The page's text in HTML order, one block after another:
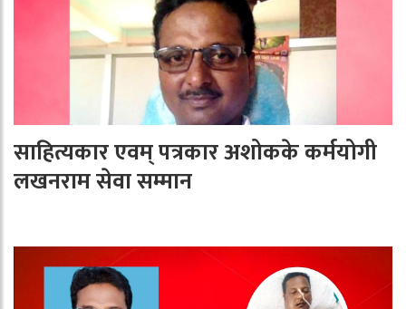
साहित्यकार एवम् पत्रकार अशोकके कर्मयोगी
लखनराम सेवा सम्मान